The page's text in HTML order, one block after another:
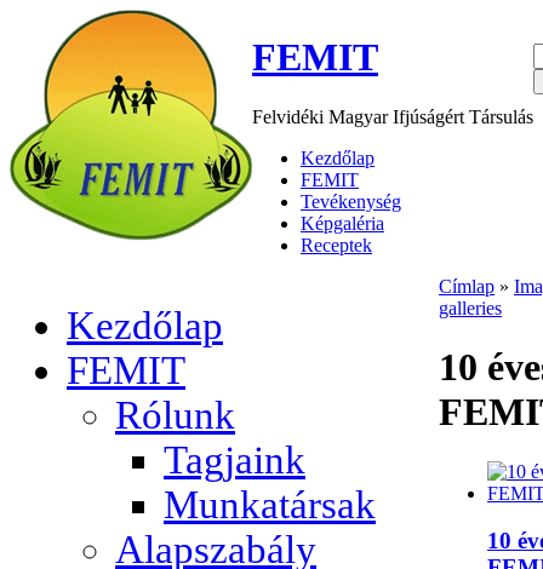
FEMIT
Felvidéki Magyar Ifjúságért Társulás
Kezdőlap
FEMIT
Tevékenység
Képgaléria
Receptek
Kezdőlap
FEMIT
Rólunk
Tagjaink
Munkatársak
Alapszabály
Címlap »
galleries
10
10